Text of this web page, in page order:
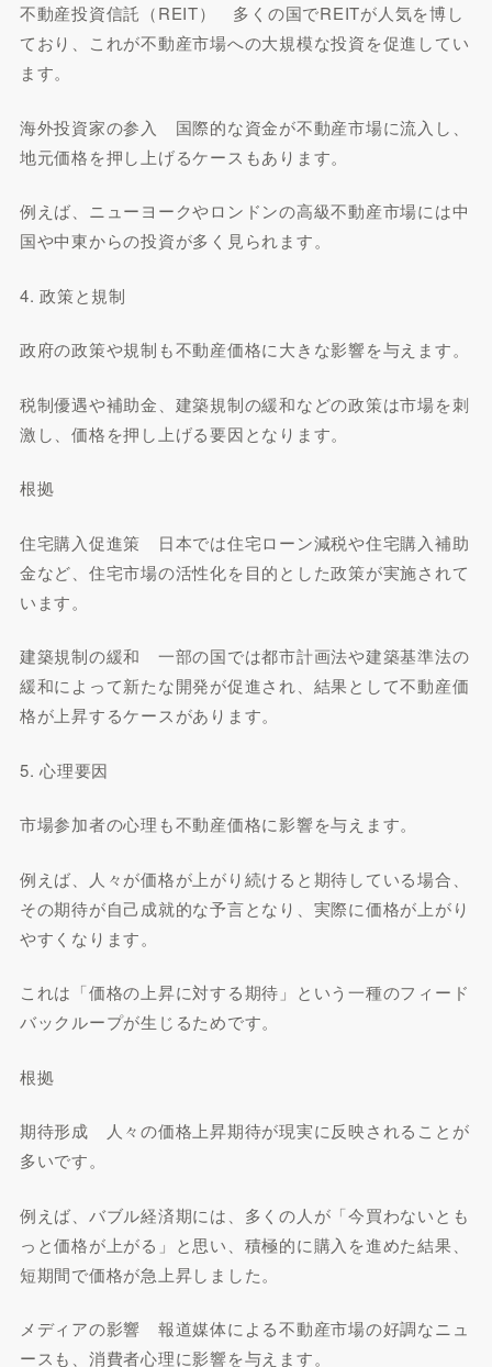
不動産投資信託（REIT） 多くの国でREITが人気を博し
ており、これが不動産市場への大規模な投資を促進してい
ます。
海外投資家の参入 国際的な資金が不動産市場に流入し、
地元価格を押し上げるケースもあります。
例えば、ニューヨークやロンドンの高級不動産市場には中
国や中東からの投資が多く見られます。
4. 政策と規制
政府の政策や規制も不動産価格に大きな影響を与えます。
税制優遇や補助金、建築規制の緩和などの政策は市場を刺
激し、価格を押し上げる要因となります。
根拠
住宅購入促進策 日本では住宅ローン減税や住宅購入補助
金など、住宅市場の活性化を目的とした政策が実施されて
います。
建築規制の緩和 一部の国では都市計画法や建築基準法の
緩和によって新たな開発が促進され、結果として不動産価
格が上昇するケースがあります。
5. 心理要因
市場参加者の心理も不動産価格に影響を与えます。
例えば、人々が価格が上がり続けると期待している場合、
その期待が自己成就的な予言となり、実際に価格が上がり
やすくなります。
これは「価格の上昇に対する期待」という一種のフィード
バックループが生じるためです。
根拠
期待形成 人々の価格上昇期待が現実に反映されることが
多いです。
例えば、バブル経済期には、多くの人が「今買わないとも
っと価格が上がる」と思い、積極的に購入を進めた結果、
短期間で価格が急上昇しました。
メディアの影響 報道媒体による不動産市場の好調なニュ
ースも、消費者心理に影響を与えます。